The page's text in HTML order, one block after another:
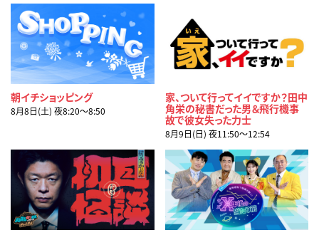
朝イチショッピング
8月8日(土) 夜8:20〜8:50
家、ついて行ってイイですか？田中
角栄の秘書だった男＆飛行機事
故で彼女失った力士
8月9日(日) 夜11:50〜12:54